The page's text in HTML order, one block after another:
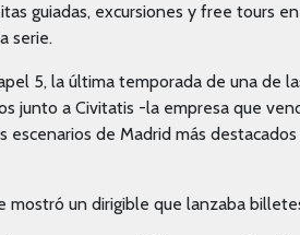
guiadas, excursiones y free tours
serie.
5, la última temporada de una de
junto a Civitatis -la empresa que
de Madrid más destacados
mostró un dirigible que lanzaba